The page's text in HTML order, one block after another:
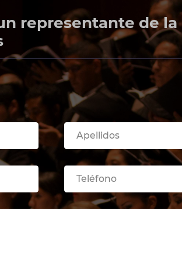
representante de la